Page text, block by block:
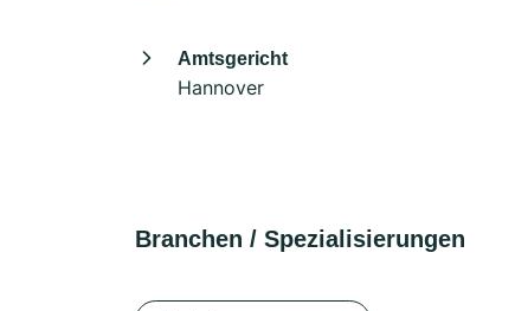
Amtsgericht
Hannover
Branchen / Spezialisierungen